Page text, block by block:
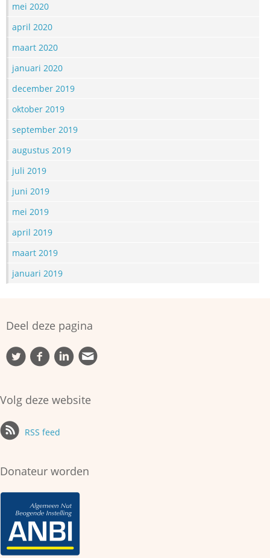
mei 2020
april 2020
maart 2020
januari 2020
december 2019
oktober 2019
september 2019
augustus 2019
juli 2019
juni 2019
mei 2019
april 2019
maart 2019
januari 2019
Deel deze pagina
Volg deze website
RSS feed
Donateur worden